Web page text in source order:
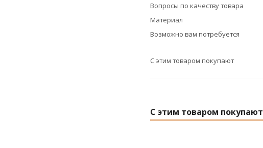
Вопросы по качеству товара
Материал
Возможно вам потребуется
С этим товаром покупают
С этим товаром покупают